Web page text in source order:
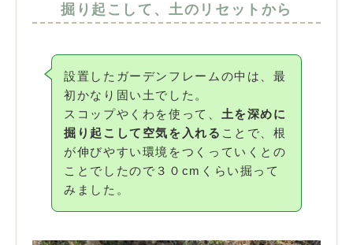
掘り起こして、土のリセットから
設置したガーデンフレームの中は、最
初かなり固い土でした。
スコップやくわを使って、 土を深めに
掘り起こして空気を入れる ことで、根
が伸びやすい環境をつくっていくとの
ことでしたので３０cmくらい掘って
みました。